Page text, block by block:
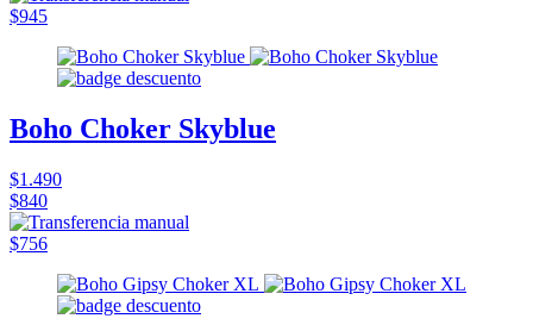
$945
Boho Choker Skyblue
$1.490
$840
$756